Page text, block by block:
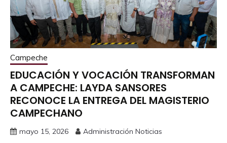
Campeche
EDUCACIÓN Y VOCACIÓN TRANSFORMAN
A CAMPECHE: LAYDA SANSORES
RECONOCE LA ENTREGA DEL MAGISTERIO
CAMPECHANO
mayo 15, 2026 Administración Noticias